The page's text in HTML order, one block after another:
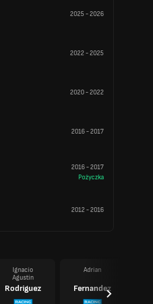
2025 -2026
2022-2025
2020-2022
2016-2017
2016-2017
Pożyczka
2012-2016
Ignacio
Agustin
Rodriguez
Adrian
Fernandez